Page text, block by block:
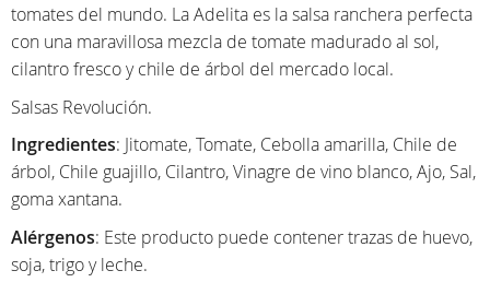
tomates del mundo. La Adelita es la salsa ranchera perfecta
con una maravillosa mezcla de tomate madurado al sol,
cilantro fresco y chile de árbol del mercado local.
Salsas Revolución.
Ingredientes: Jitomate, Tomate, Cebolla amarilla, Chile de
árbol, Chile guajillo, Cilantro, Vinagre de vino blanco, Ajo, Sal,
goma xantana.
Alérgenos: Este producto puede contener trazas de huevo,
soja, trigo y leche.